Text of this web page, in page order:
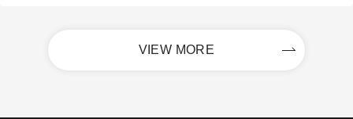
VIEW MORE